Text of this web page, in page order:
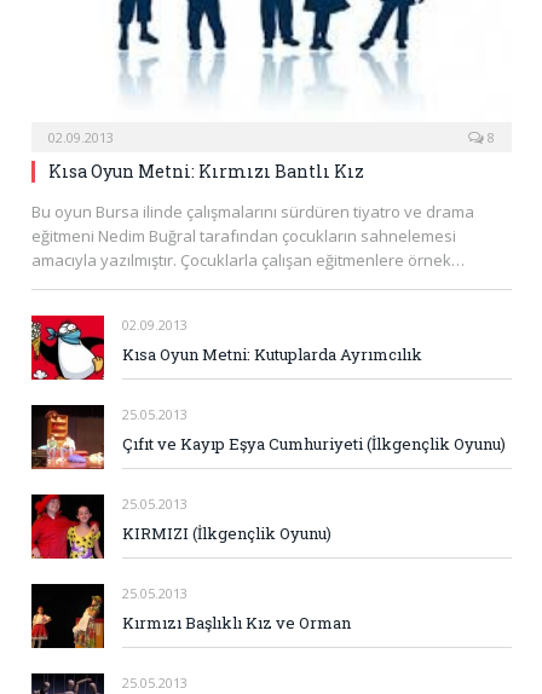
02.09.2013 8
Kısa Oyun Metni: Kırmızı Bantlı Kız
Bu oyun Bursa ilinde çalışmalarını sürdüren tiyatro ve drama
eğitmeni Nedim Buğral tarafından çocukların sahnelemesi
amacıyla yazılmıştır. Çocuklarla çalışan eğitmenlere örnek…
02.09.2013
Kısa Oyun Metni: Kutuplarda Ayrımcılık
25.05.2013
Çıfıt ve Kayıp Eşya Cumhuriyeti (İlkgençlik Oyunu)
25.05.2013
KIRMIZI (İlkgençlik Oyunu)
25.05.2013
Kırmızı Başlıklı Kız ve Orman
25.05.2013